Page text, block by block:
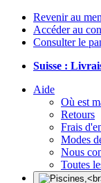
Revenir au
Accéder au
Consulter le
Suisse :
Aide
Où est
Retours
Frais
Modes
Nous
Toutes